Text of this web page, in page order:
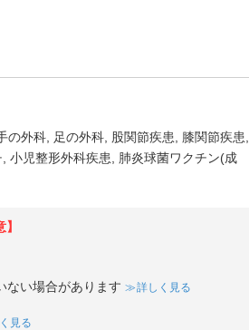
の外科 足の外科 股関節疾患
膝関節疾患
小児整形外科疾患
肺炎球菌ワクチン(成
ない場合があります 詳しく見る
見る